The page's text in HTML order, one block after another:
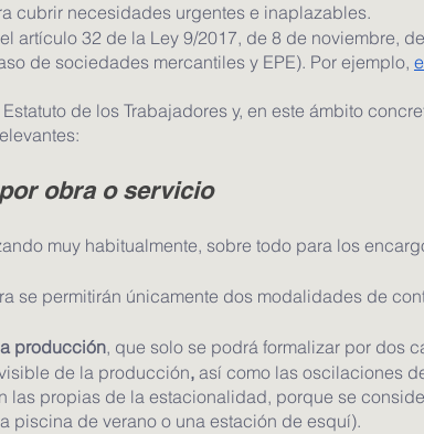
cubrir necesidades urgentes e inaplazables.
artículo 32 de la Ley 9/2017, de 8 de noviembre,
de sociedades mercantiles y EPE). Por ejemplo,
de los Trabajadores y, en este ámbito
obra o servicio
muy habitualmente, sobre todo para los
se permitirán únicamente dos modalidades de
producción, que solo se podrá formalizar por dos
de la producción, así como las oscilaciones
las propias de la estacionalidad, porque se
piscina de verano o una estación de esquí).